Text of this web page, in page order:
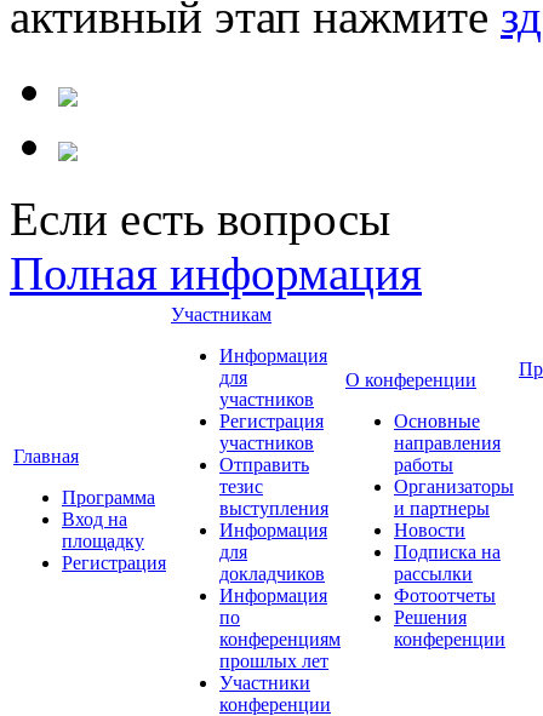
активный этап нажмите
Если есть вопросы
Полная информация
Главная
Программа
Вход на
площадку
Регистрация
Участникам
Информация
для
участников
Регистрация
участников
Отправить
тезис
выступления
Информация
для
докладчиков
Информация
по
конференциям
прошлых лет
Участники
конференции
О конференции
Основные
направления
работы
Организаторы
и партнеры
Новости
Подписка на
рассылки
Фотоотчеты
Решения
конференции